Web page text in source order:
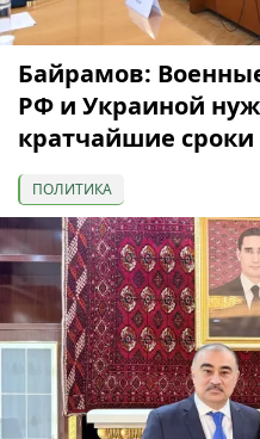
Байрамов:
РФ и Украиной
кратчайшие сроки
ПОЛИТИКА